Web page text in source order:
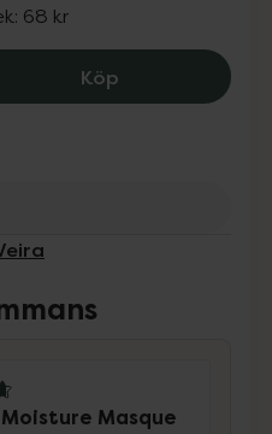
68 kr
KöpBy Veira
Moisture Masque